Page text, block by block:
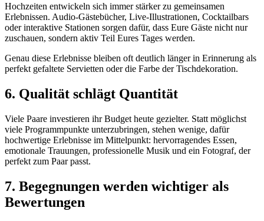
Hochzeiten entwickeln sich immer stärker zu gemeinsamen
Erlebnissen. Audio-Gästebücher, Live-Illustrationen, Cocktailbars
oder interaktive Stationen sorgen dafür, dass Eure Gäste nicht nur
zuschauen, sondern aktiv Teil Eures Tages werden.
Genau diese Erlebnisse bleiben oft deutlich länger in Erinnerung als
perfekt gefaltete Servietten oder die Farbe der Tischdekoration.
6. Qualität schlägt Quantität
Viele Paare investieren ihr Budget heute gezielter. Statt möglichst
viele Programmpunkte unterzubringen, stehen wenige, dafür
hochwertige Erlebnisse im Mittelpunkt: hervorragendes Essen,
emotionale Trauungen, professionelle Musik und ein Fotograf, der
perfekt zum Paar passt.
7. Begegnungen werden wichtiger als
Bewertungen